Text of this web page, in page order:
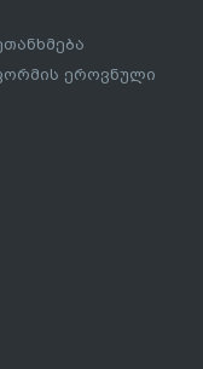
ეროვნული